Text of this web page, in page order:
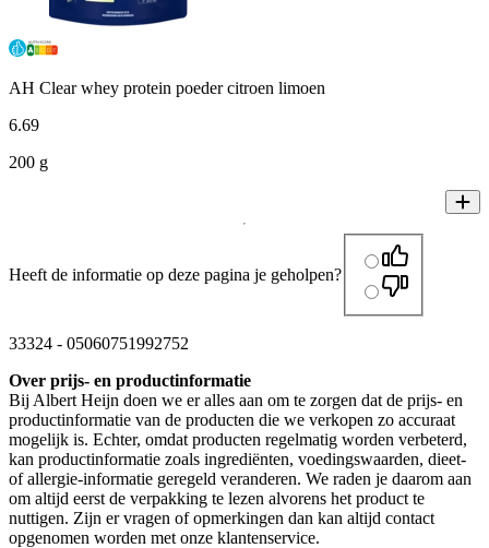
AH Clear whey protein poeder citroen limoen
6.69
200 g
Heeft de informatie op deze pagina je geholpen?
33324 - 05060751992752
Over prijs- en productinformatie
Bij Albert Heijn doen we er alles aan om te zorgen dat de prijs- en
productinformatie van de producten die we verkopen zo accuraat
mogelijk is. Echter, omdat producten regelmatig worden verbeterd,
kan productinformatie zoals ingrediënten, voedingswaarden, dieet-
of allergie-informatie geregeld veranderen. We raden je daarom aan
om altijd eerst de verpakking te lezen alvorens het product te
nuttigen. Zijn er vragen of opmerkingen dan kan altijd contact
opgenomen worden met onze klantenservice.